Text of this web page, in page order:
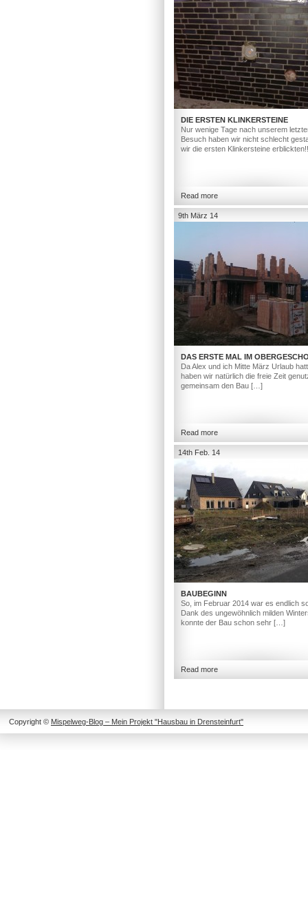
DIE ERSTEN KLINKERSTEINE
Nur wenige Tage nach unserem
Besuch haben wir nicht schlecht
wir die ersten Klinkersteine
Read more
9th März 14
DAS ERSTE MAL IM
Da Alex und ich Mitte März Urlaub
haben wir natürlich die freie Zeit
gemeinsam den Bau […]
Read more
14th Feb. 14
BAUBEGINN
So, im Februar 2014 war es endlich
Dank des ungewöhnlich milden
konnte der Bau schon sehr […]
Read more
Copyright © Mispelweg-Blog – Mein Projekt "Hausbau in Drensteinfurt"